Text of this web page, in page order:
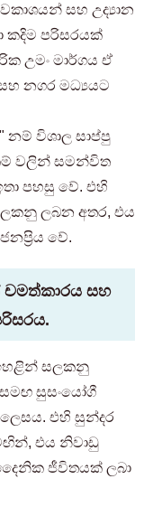
සහ උද්‍යාන
කදිම පරිසරයක්
උමං මාර්ගය ඒ
නගර මධ්‍යයට
නම් විශාල සාප්පු
වලින් සමන්විත
පහසු වේ. එහි
ලබන අතර, එය
වේ.
චමත්කාරය සහ
ඉහළින් සලකනු
සුසංයෝගී
එහි සුන්දර
එය නිවාඩු
ජීවිතයක් ලබා